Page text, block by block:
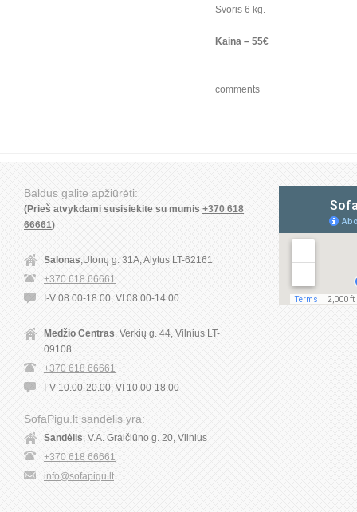
Svoris 6 kg.
Kaina – 55€
comments
Baldus galite apžiūrėti:
(Prieš atvykdami susisiekite su mumis +370 618
66661)
Salonas ,Ulonų g. 31A, Alytus LT-62161
+370 618 66661
I-V 08.00-18.00, VI 08.00-14.00
Medžio Centras , Verkių g. 44, Vilnius LT-
09108
+370 618 66661
I-V 10.00-20.00, VI 10.00-18.00
SofaPigu.lt sandėlis yra:
Sandėlis , V.A. Graičiūno g. 20, Vilnius
+370 618 66661
info@sofapigu.lt